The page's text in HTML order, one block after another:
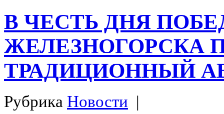
В ЧЕСТЬ ДНЯ
ЖЕЛЕЗНОГОРСКА
ТРАДИЦИОННЫЙ
Рубрика Новости |